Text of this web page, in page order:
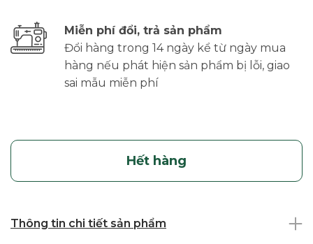
Miễn phí đổi, trả sản phẩm
Đổi hàng trong 14 ngày kể từ ngày mua
hàng nếu phát hiện sản phẩm bị lỗi, giao
sai mẫu miễn phí
Hết hàng
Thông tin chi tiết sản phẩm